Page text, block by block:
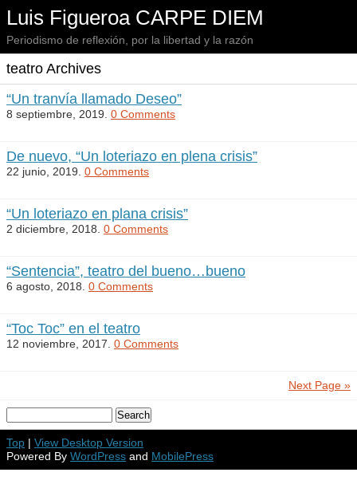
Luis Figueroa CARPE DIEM
Periodismo de reflexión, por la libertad y la razón
teatro Archives
“Un tranvía llamado Deseo”
8 septiembre, 2019. 0 Comments
De nuevo, “Un loteriazo en plena crisis”
22 junio, 2019. 0 Comments
“Un loteriazo en plana crisis”
2 diciembre, 2018. 0 Comments
“Sentencia”, teatro del bueno…bueno
6 agosto, 2018. 0 Comments
“Toc Toc” en el teatro
12 noviembre, 2017. 0 Comments
Next Page »
Top | View Desktop Version
Powered By WordPress and MobilePress